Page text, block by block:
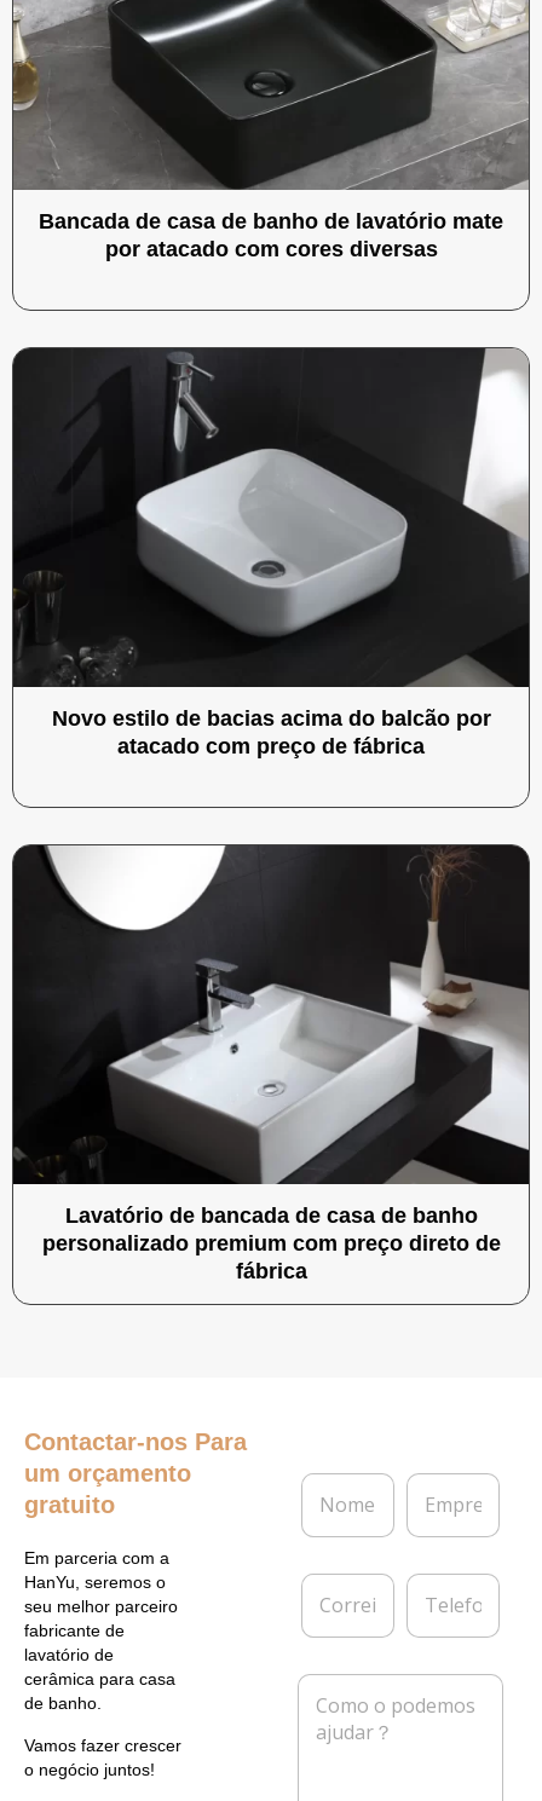
Bancada de casa de banho de lavatório mate
por atacado com cores diversas
Novo estilo de bacias acima do balcão por
atacado com preço de fábrica
Lavatório de bancada de casa de banho
personalizado premium com preço direto de
fábrica
Contactar-nos Para
um orçamento
gratuito
Em parceria com a
HanYu, seremos o
seu melhor parceiro
fabricante de
lavatório de
cerâmica para casa
de banho.
Vamos fazer crescer
o negócio juntos!
N
m
*
E
p
e
C
r
e
T
l
f
o
n
M